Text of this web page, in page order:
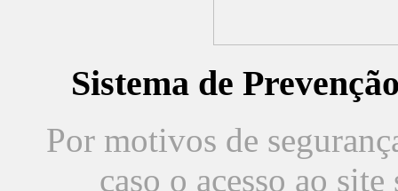
Sistema de
Por motivos de
caso o acesso ao